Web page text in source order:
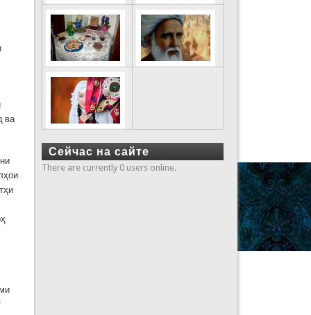
ва
Сейчас на сайте
There are currently 0 users online.